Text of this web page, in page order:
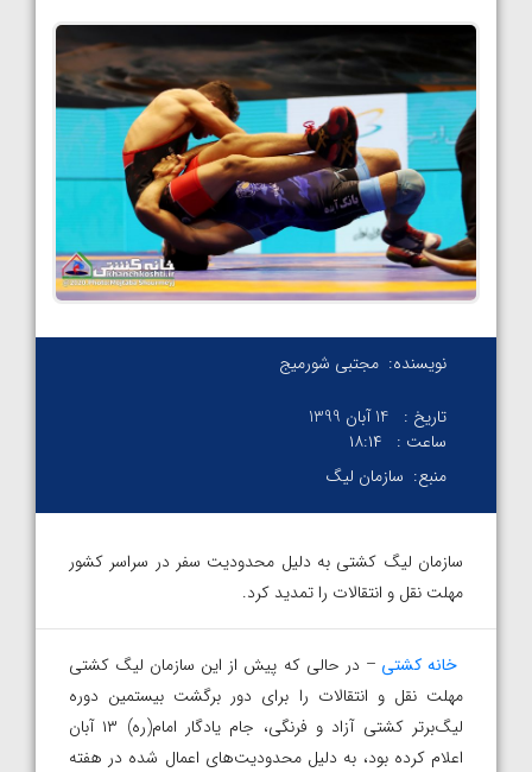
نویسنده: مجتبی شورمیج
تاریخ :
14 آبان 1399
ساعت :
۱۸:۱۴
منبع: سازمان لیگ
سازمان لیگ کشتی به دلیل محدودیت سفر در سراسر کشور
مهلت نقل ‌و انتقالات را تمدید کرد.
خانه کشتی – در حالی که پیش از این سازمان لیگ کشتی
مهلت نقل و انتقالات را برای دور برگشت بیستمین دوره
لیگ‌برتر کشتی آزاد و فرنگی، جام یادگار امام(ره) ۱۳ آبان
اعلام کرده بود، به دلیل محدودیت‌های اعمال شده در هفته